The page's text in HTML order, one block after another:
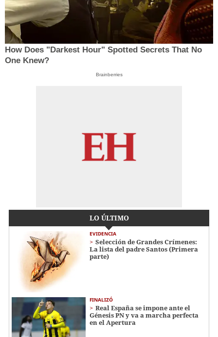
How Does "Darkest Hour" Spotted Secrets That No
One Knew?
Brainberries
LO ÚLTIMO
EVIDENCIA
Selección de Grandes Crímenes:
La lista del padre Santos (Primera
parte)
FINALIZÓ
Real España se impone ante el
Génesis PN y va a marcha perfecta
en el Apertura